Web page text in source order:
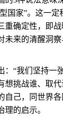
国家”。这一
重确定性，即
未来的清醒洞察
“我们坚持一
想挑战谁、取
自己，同世界
理的启示。